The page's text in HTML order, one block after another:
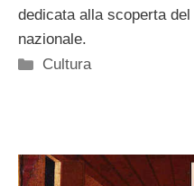
dedicata alla scoperta
nazionale.
Categorie
Cultura